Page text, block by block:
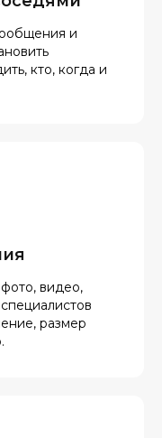
и
кто, когда и
видео,
размер